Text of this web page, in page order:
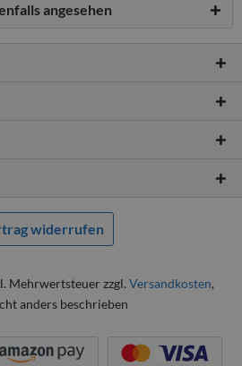
angesehen
widerrufen
Mehrwertsteuer zzgl. Versandkosten,
anders beschrieben